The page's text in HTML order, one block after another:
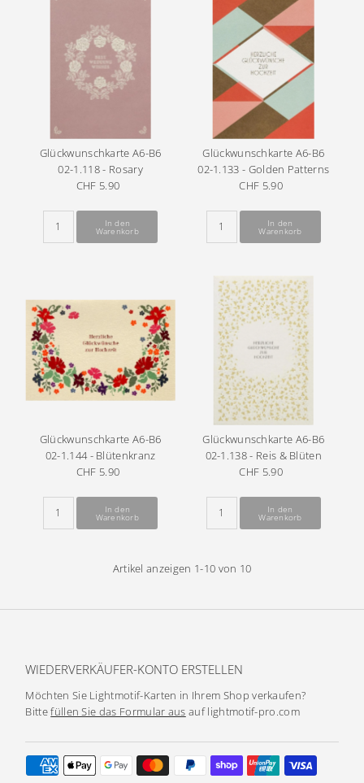
Glückwunschkarte A6-B6
02-1.118 - Rosary
Regulärer
CHF 5.90
Glückwunschkarte A6-B6
02-1.133 - Golden Patterns
Regulärer
CHF 5.90
Glückwunschkarte A6-B6
02-1.144 - Blütenkranz
Regulärer
CHF 5.90
Glückwunschkarte A6-B6
02-1.138 - Reis & Blüten
Regulärer
CHF 5.90
Artikel anzeigen 1-10 von 10
WIEDERVERKÄUFER-KONTO ERSTELLEN
Möchten Sie Lightmotif-Karten in Ihrem Shop verkaufen?
Bittefüllen Sie das Formular aus auf lightmotif-pro.com